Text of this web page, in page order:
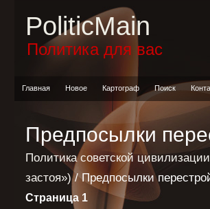
PoliticMain
Политика для вас
Главная Новое Картограф Поиск
Предпосылки
Политика советской цивилизации
застоя»)/ Предпосылки
Страница 1